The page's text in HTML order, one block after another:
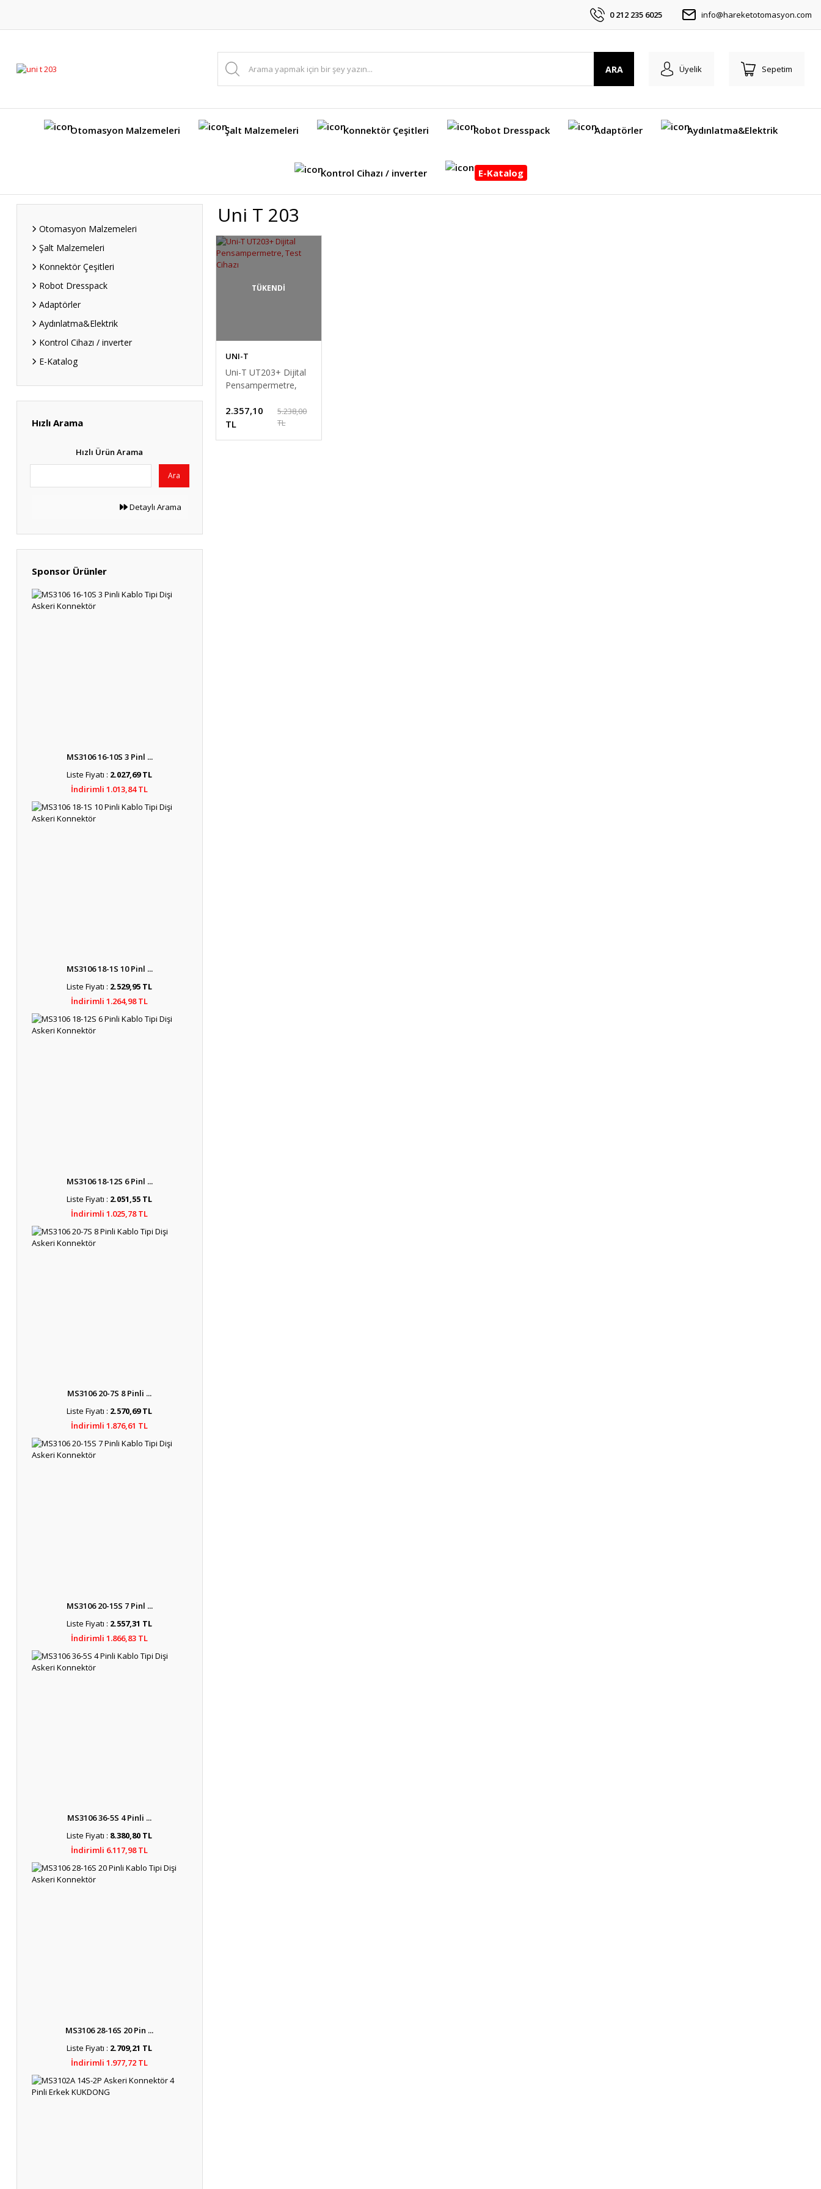
0 212 235 6025 info@hareketotomasyon.com
ARA Üyelik Sepetim
Otomasyon Malzemeleri Şalt Malzemeleri Konnektör Çeşitleri Robot Dresspack Adaptörler Aydınlatma&Elektrik
Kontrol Cihazı / inverter E-Katalog
Otomasyon Malzemeleri
Şalt Malzemeleri
Konnektör Çeşitleri
Robot Dresspack
Adaptörler
Aydınlatma&Elektrik
Kontrol Cihazı / inverter
E-Katalog
Hızlı Arama
Hızlı Ürün Arama
Ara
Detaylı Arama
Sponsor Ürünler
MS3106 16-10S 3 Pinl ...
Liste Fiyatı : 2.027,69 TL
İndirimli 1.013,84 TL
MS3106 18-1S 10 Pinl ...
Liste Fiyatı : 2.529,95 TL
İndirimli 1.264,98 TL
MS3106 18-12S 6 Pinl ...
Liste Fiyatı : 2.051,55 TL
İndirimli 1.025,78 TL
MS3106 20-7S 8 Pinli ...
Liste Fiyatı : 2.570,69 TL
İndirimli 1.876,61 TL
MS3106 20-15S 7 Pinl ...
Liste Fiyatı : 2.557,31 TL
İndirimli 1.866,83 TL
MS3106 36-5S 4 Pinli ...
Liste Fiyatı : 8.380,80 TL
İndirimli 6.117,98 TL
MS3106 28-16S 20 Pin ...
Liste Fiyatı : 2.709,21 TL
İndirimli 1.977,72 TL
Uni T 203
TÜKENDİ
UNI-T
Uni-T UT203+ Dijital
Pensampermetre,
2.357,10
TL
5.238,00
TL